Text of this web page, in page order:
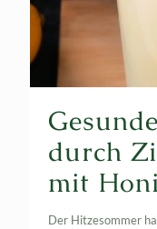
durch
mit
Der Hitzesommer